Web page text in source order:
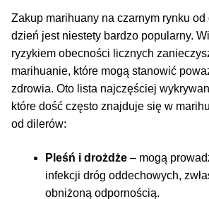
Zakup marihuany na czarnym rynku
dzień jest niestety bardzo popularny.
ryzykiem obecności licznych
marihuanie, które mogą stanowić
zdrowia. Oto lista najczęściej
które dość często znajduje się w
od dilerów:
Pleśń i drożdże – mogą
infekcji dróg oddechowych,
obniżoną odpornością.